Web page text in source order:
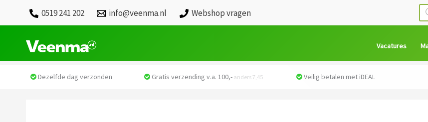
0519 241 202 info@veenma.nl Webshop vragen
Vacatures
Dezelfde dag verzonden Gratis verzending v.a. 100,-anders 7,45 Veilig betalen met iDEAL